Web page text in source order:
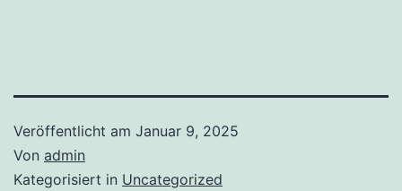
Veröffentlicht am Januar 9, 2025
Von admin
Kategorisiert in Uncategorized